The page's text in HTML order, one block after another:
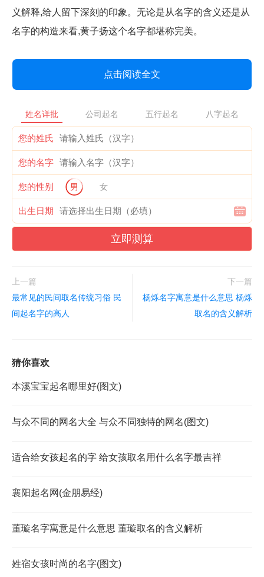
义解释,给人留下深刻的印象。无论是从名字的含义还是从
名字的构造来看,黄子扬这个名字都堪称完美。
点击阅读全文
姓名详批 公司起名 五行起名 八字起名
您的姓氏
您的名字
您的性别 男 女
出生日期
立即测算
上一篇
最常见的民间取名传统习俗 民
间起名字的高人
下一篇
杨烁名字寓意是什么意思 杨烁
取名的含义解析
猜你喜欢
本溪宝宝起名哪里好(图文)
与众不同的网名大全 与众不同独特的网名(图文)
适合给女孩起名的字 给女孩取名用什么名字最吉祥
襄阳起名网(金朋易经)
董璇名字寓意是什么意思 董璇取名的含义解析
姓宿女孩时尚的名字(图文)